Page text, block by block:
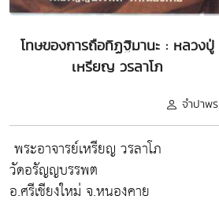
โทษของการถือทิฏฐิมานะ : หลวงปู่
เหรียญ วรลาโภ
จำปาพร
พระอาจารย์เหรียญ วรลาโภ
วัดอรัญญบรรพต
อ.ศรีเชียงใหม่ จ.หนองคาย